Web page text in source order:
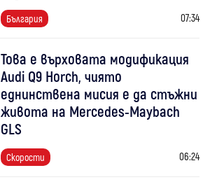
България 07:34
Това е върховата модификация
Audi Q9 Horch, чиято
еднинствена мисия е да стъжни
живота на Mercedes-Maybach
GLS
Скорости 06:24